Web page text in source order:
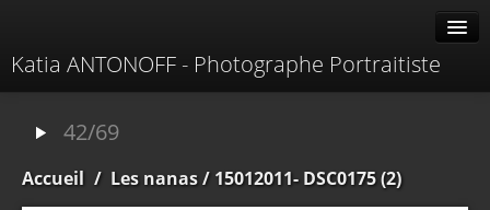
Katia ANTONOFF - Photographe Portraitiste
42/69
Accueil / Les nanas/ 15012011- DSC0175 (2)